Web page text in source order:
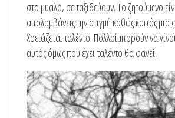
στο μυαλό, σε ταξιδεύουν. Το ζητούμενο
απολαμβάνεις την στιγμή καθώς κοιτάς
Χρειάζεται ταλέντο. Πολλοίμπορούν να
αυτός όμως που έχει ταλέντο θα φανεί.